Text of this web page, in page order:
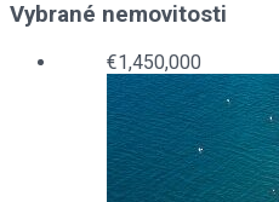
Vybrané nemovitosti
€1,450,000